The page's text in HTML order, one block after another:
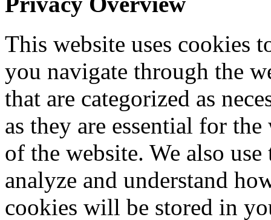
This website uses cookies
you navigate through the
that are categorized as
as they are essential for
of the website. We also
analyze and understand
cookies will be stored in